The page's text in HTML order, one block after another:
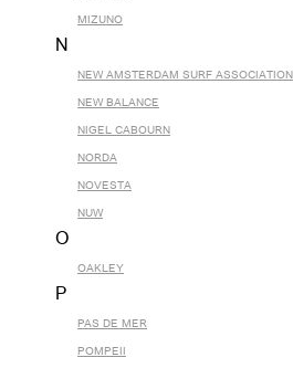
MIZUNO
N
NEW AMSTERDAM SURF ASSOCIATION
NEW BALANCE
NIGEL CABOURN
NORDA
NOVESTA
NUW
O
OAKLEY
P
PAS DE MER
POMPEII